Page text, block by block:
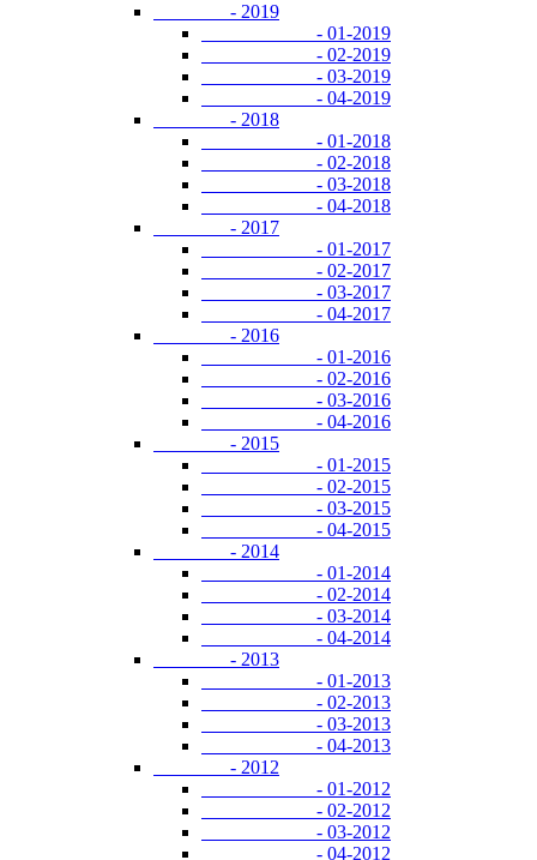
- 2019
- 01-2019
- 02-2019
- 03-2019
- 04-2019
- 2018
- 01-2018
- 02-2018
- 03-2018
- 04-2018
- 2017
- 01-2017
- 02-2017
- 03-2017
- 04-2017
- 2016
- 01-2016
- 02-2016
- 03-2016
- 04-2016
- 2015
- 01-2015
- 02-2015
- 03-2015
- 04-2015
- 2014
- 01-2014
- 02-2014
- 03-2014
- 04-2014
- 2013
- 01-2013
- 02-2013
- 03-2013
- 04-2013
- 2012
- 01-2012
- 02-2012
- 03-2012
- 04-2012